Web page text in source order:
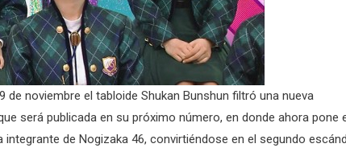
de noviembre el tabloide Shukan Bunshun filtró una nueva
será publicada en su próximo número, en donde ahora pone
integrante de Nogizaka 46, convirtiéndose en el segundo